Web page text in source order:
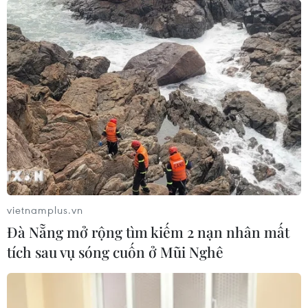
Đồng Nai cần chuyển dịch thu hút
đầu tư sang tổ chức chuỗi giá trị
07/08/2026 11:18
Có 50 cơ sở kiểm nghiệm được GACC
chấp nhận phục vụ xuất khẩu mít,
sầu riêng
07/08/2026 10:27
Xem thêm
vietnamplus.vn
Đà Nẵng mở rộng tìm kiếm 2 nạn nhân mất
tích sau vụ sóng cuốn ở Mũi Nghê